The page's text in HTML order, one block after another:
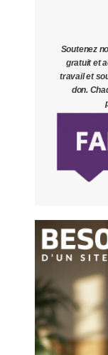
Soutenez
gratuit et
travail et
don.